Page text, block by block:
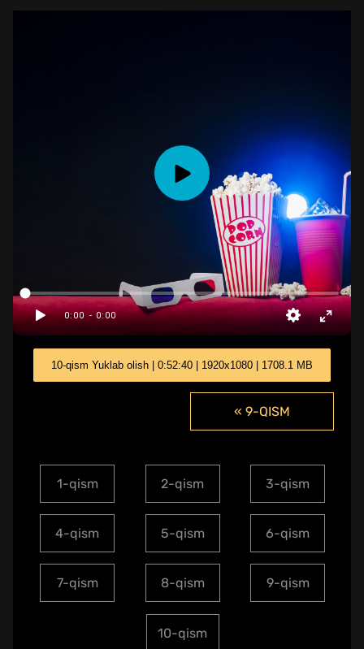
10-qism Yuklab olish | 0:52:40 | 1920x1080 | 1708.1 MB
« 9-QISM
1-qism 2-qism 3-qism
4-qism 5-qism 6-qism
7-qism 8-qism 9-qism
10-qism